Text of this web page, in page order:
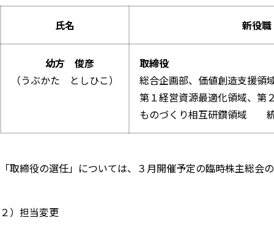
氏名 新役職
幼方 俊彦
（うぶかた としひこ）
取締役
総合企画部、価値創造支援領
第１経営資源最適化領域、第
ものづくり相互研鑽領域
「取締役の選任」については、３月開催予定の臨時株主総会
２）担当変更